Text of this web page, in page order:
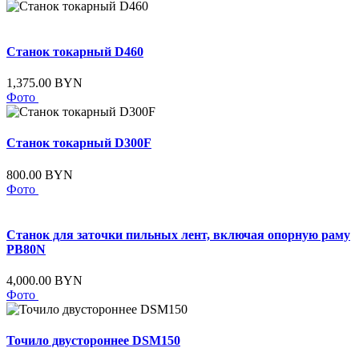
Станок токарный D460
1,375.00 BYN
Фото
Станок токарный D300F
800.00 BYN
Фото
Станок для заточки пильных лент, включая опорную раму
PB80N
4,000.00 BYN
Фото
Точило двустороннее DSM150